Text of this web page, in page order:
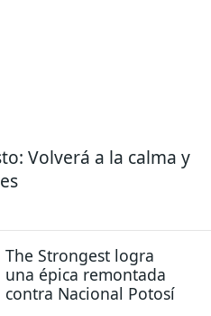
Volverá a la calma y
The Strongest logra
una épica remontada
contra Nacional Potosí